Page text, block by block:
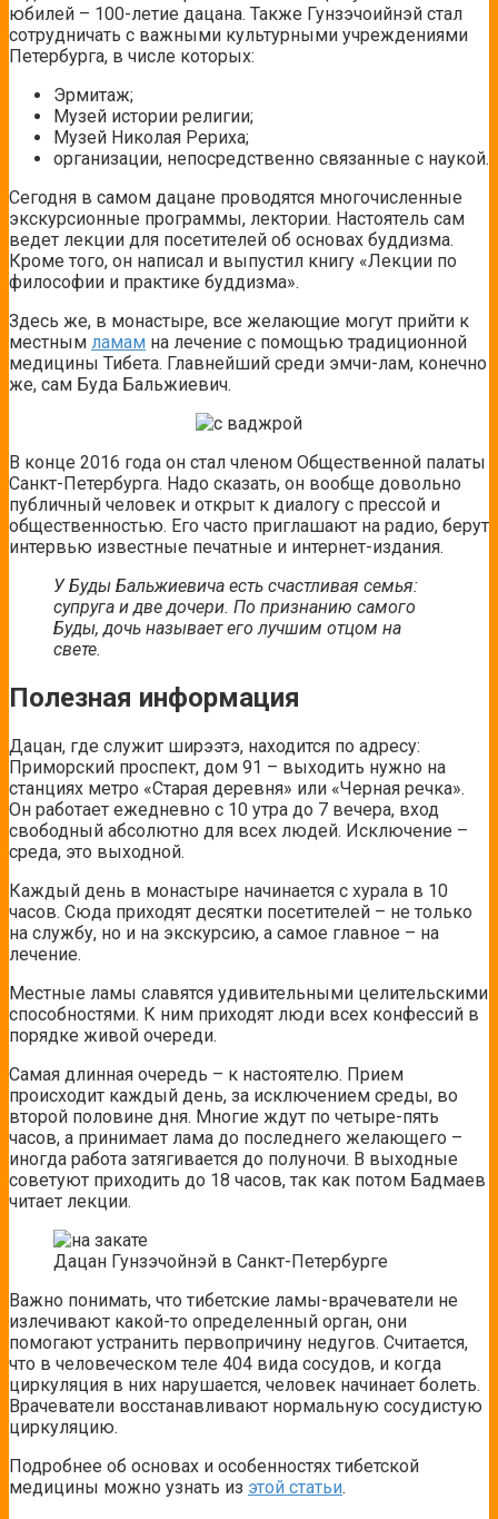
юбилей – 100-летие дацана. Также Гунзэчоийнэй стал
сотрудничать с важными культурными учреждениями
Петербурга, в числе которых:
Эрмитаж;
Музей истории религии;
Музей Николая Рериха;
организации, непосредственно связанные с наукой.
Сегодня в самом дацане проводятся многочисленные
экскурсионные программы, лектории. Настоятель сам
ведет лекции для посетителей об основах буддизма.
Кроме того, он написал и выпустил книгу «Лекции по
философии и практике буддизма».
Здесь же, в монастыре, все желающие могут прийти к
местным ламам на лечение с помощью традиционной
медицины Тибета. Главнейший среди эмчи-лам, конечно
же, сам Буда Бальжиевич.
В конце 2016 года он стал членом Общественной палаты
Санкт-Петербурга. Надо сказать, он вообще довольно
публичный человек и открыт к диалогу с прессой и
общественностью. Его часто приглашают на радио, берут
интервью известные печатные и интернет-издания.
У Буды Бальжиевича есть счастливая семья:
супруга и две дочери. По признанию самого
Буды,дочь называет его лучшим отцом на
свете.
Полезная информация
Дацан, где служит ширээтэ, находится по адресу:
Приморский проспект, дом 91 – выходить нужно на
станциях метро «Старая деревня» или «Черная речка».
Он работает ежедневно с 10 утра до 7 вечера, вход
свободный абсолютно для всех людей. Исключение –
среда, это выходной.
Каждый день в монастыре начинается с хурала в 10
часов. Сюда приходят десятки посетителей – не только
на службу, но и на экскурсию, а самое главное – на
лечение.
Местные ламы славятся удивительными целительскими
способностями. К ним приходят люди всех конфессий в
порядке живой очереди.
Самая длинная очередь – к настоятелю. Прием
происходит каждый день, за исключением среды, во
второй половине дня. Многие ждут по четыре-пять
часов, а принимает лама до последнего желающего –
иногда работа затягивается до полуночи. В выходные
советуют приходить до 18 часов, так как потом Бадмаев
читает лекции.
Дацан Гунзэчойнэй в Санкт-Петербурге
Важно понимать, что тибетские ламы-врачеватели не
излечивают какой-то определенный орган, они
помогают устранить первопричину недугов. Считается,
что в человеческом теле 404 вида сосудов, и когда
циркуляция в них нарушается, человек начинает болеть.
Врачеватели восстанавливают нормальную сосудистую
циркуляцию.
Подробнее об основах и особенностях тибетской
медицины можно узнать из этой статьи.